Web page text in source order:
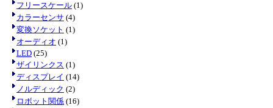
フリースケール (1)
カラーセンサ (4)
変換ソケット (1)
オーディオ (1)
LED (25)
ザイリンクス (1)
ディスプレイ (14)
ノルディック (2)
ロボット関係 (16)